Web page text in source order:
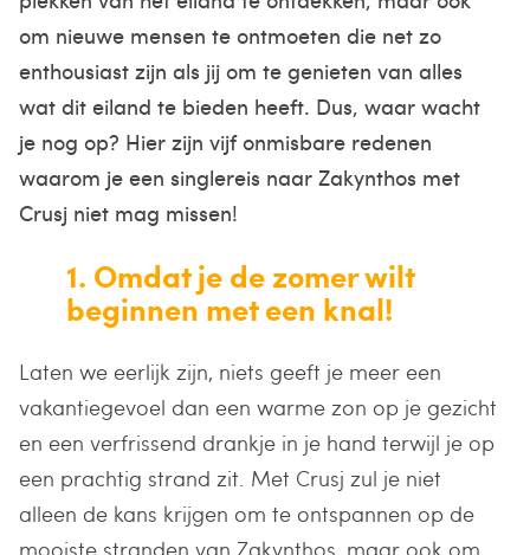
om nieuwe mensen te ontmoeten die net zo
enthousiast zijn als jij om te genieten van alles
wat dit eiland te bieden heeft. Dus, waar wacht
je nog op? Hier zijn vijf onmisbare redenen
waarom je een singlereis naar Zakynthos met
Crusj niet mag missen!
1. Omdat je de zomer wilt
beginnen met een knal!
Laten we eerlijk zijn, niets geeft je meer een
vakantiegevoel dan een warme zon op je gezicht
en een verfrissend drankje in je hand terwijl je op
een prachtig strand zit. Met Crusj zul je niet
alleen de kans krijgen om te ontspannen op de
mooiste stranden van Zakynthos, maar ook om